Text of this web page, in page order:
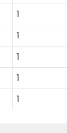
1
1
1
1
1